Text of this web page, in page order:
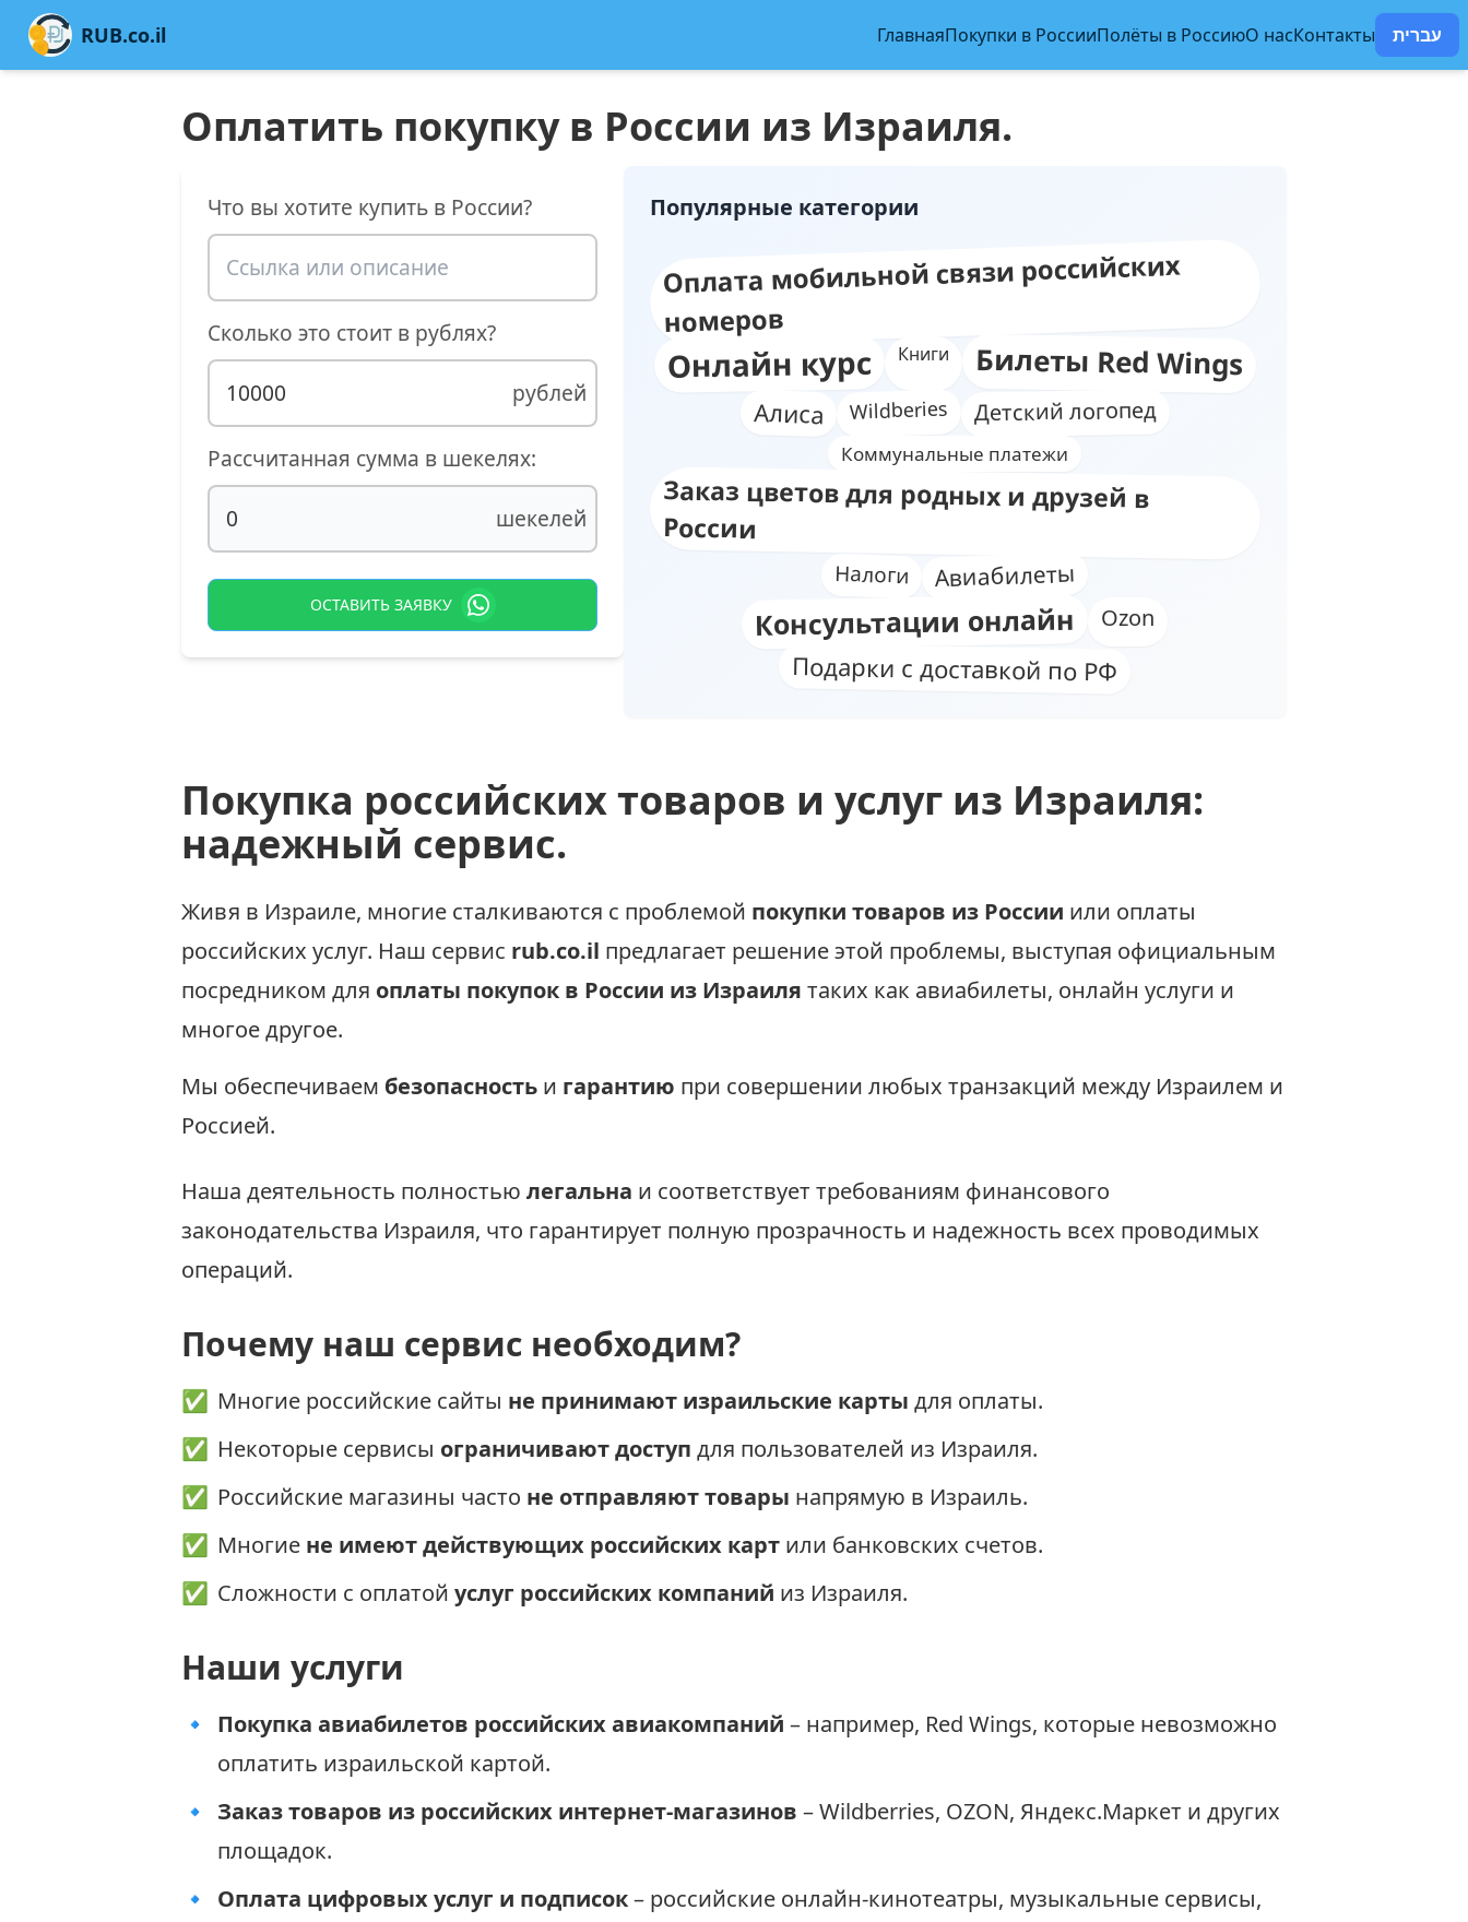
RUB.co.il ГлавнаяПокупки в РоссииПолёты в РоссиюО насКонтакты עברית
Оплатить покупку в России из Израиля.
Что вы хотите купить в России?
Сколько это стоит в рублях?
рублей
Рассчитанная сумма в шекелях:
шекелей
ОСТАВИТЬ ЗАЯВКУ
Популярные категории
Оплата мобильной связи российских
номеров
Онлайн курс Книги Билеты Red Wings
Алиса Wildberies Детский логопед
Коммунальные платежи
Заказ цветов для родных и друзей в
России
Налоги Авиабилеты
Консультации онлайн Ozon
Подарки с доставкой по РФ
Покупка российских товаров и услуг из Израиля:
надежный сервис.
Живя в Израиле, многие сталкиваются с проблемой покупки товаров из России или оплаты
российских услуг. Наш сервис rub.co.il предлагает решение этой проблемы, выступая официальным
посредником для оплаты покупок в России из Израиля таких как авиабилеты, онлайн услуги и
многое другое.
Мы обеспечиваем безопасность и гарантию при совершении любых транзакций между Израилем и
Россией.
Наша деятельность полностьюлегальна и соответствует требованиям финансового
законодательства Израиля, что гарантирует полную прозрачность и надежность всех проводимых
операций.
Почему наш сервис необходим?
✅ Многие российские сайты не принимают израильские карты для оплаты.
✅ Некоторые сервисы ограничивают доступ для пользователей из Израиля.
✅ Российские магазины часто не отправляют товары напрямую в Израиль.
✅ Многие не имеют действующих российских карт или банковских счетов.
✅ Сложности с оплатойуслуг российских компаний из Израиля.
Наши услуги
🔹 Покупка авиабилетов российских авиакомпаний – например, Red Wings, которые невозможно
оплатить израильской картой.
🔹
Заказ товаров из российских интернет-магазинов – Wildberries, OZON, Яндекс.Маркет и других
площадок.
🔹
Оплата цифровых услуг и подписок– российские онлайн-кинотеатры, музыкальные сервисы,